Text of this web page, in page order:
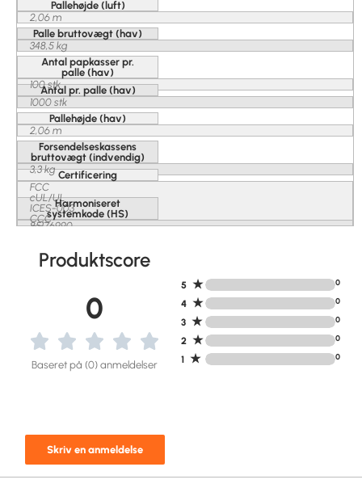
Pallehøjde (luft)
2,06 m
Palle bruttovægt (hav)
348,5 kg
Antal papkasser pr.
palle (hav)
100 stk
Antal pr. palle (hav)
1000 stk
Pallehøjde (hav)
2,06 m
Forsendelseskassens
bruttovægt (indvendig)
3,3 kg Certificering
FCC
cUL/UL
ICES-003
CCC
CE
LVD
Harmoniseret
systemkode (HS)
85176990
Produktscore
0
Baseret på (0) anmeldelser
Skriv en anmeldelse
5 ★ 0
4 ★ 0
3 ★ 0
2 ★ 0
1 ★ 0